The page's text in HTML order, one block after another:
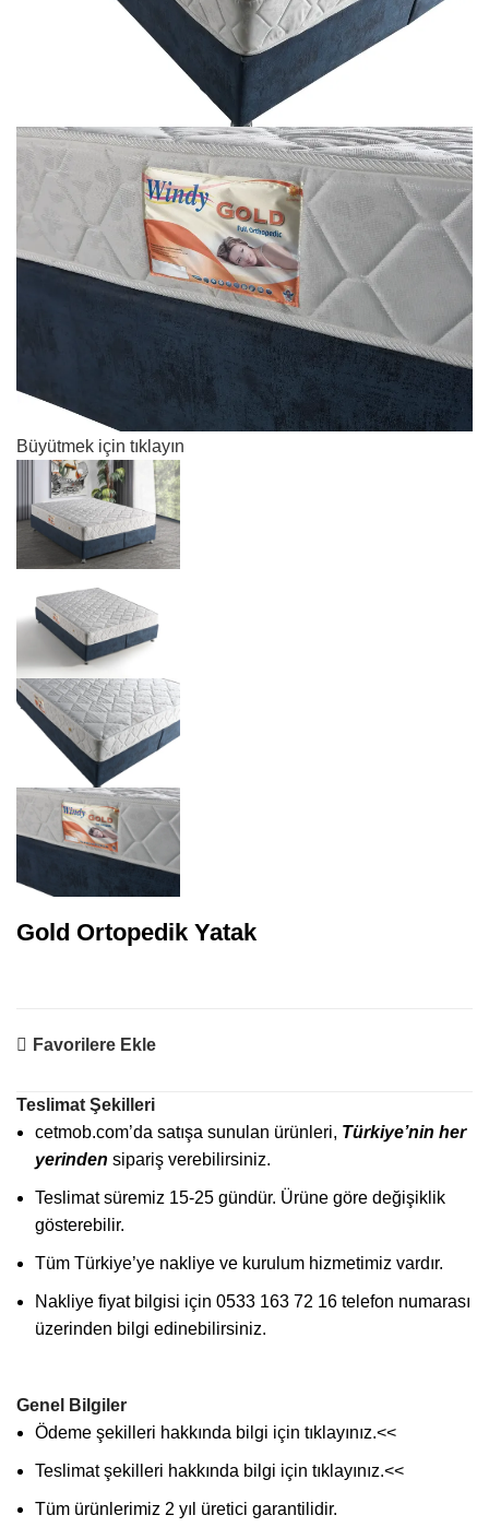
Büyütmek için tıklayın
Gold Ortopedik Yatak
Favorilere Ekle
Teslimat Şekilleri
cetmob.com’da satışa sunulan ürünleri, Türkiye’nin her
yerinden sipariş verebilirsiniz.
Teslimat süremiz 15-25 gündür. Ürüne göre değişiklik
gösterebilir.
Tüm Türkiye’ye nakliye ve kurulum hizmetimiz vardır.
Nakliye fiyat bilgisi için 0533 163 72 16 telefon numarası
üzerinden bilgi edinebilirsiniz.
Genel Bilgiler
Ödeme şekilleri hakkında bilgi için tıklayınız.<<
Teslimat şekilleri hakkında bilgi için tıklayınız.<<
Tüm ürünlerimiz 2 yıl üretici garantilidir.